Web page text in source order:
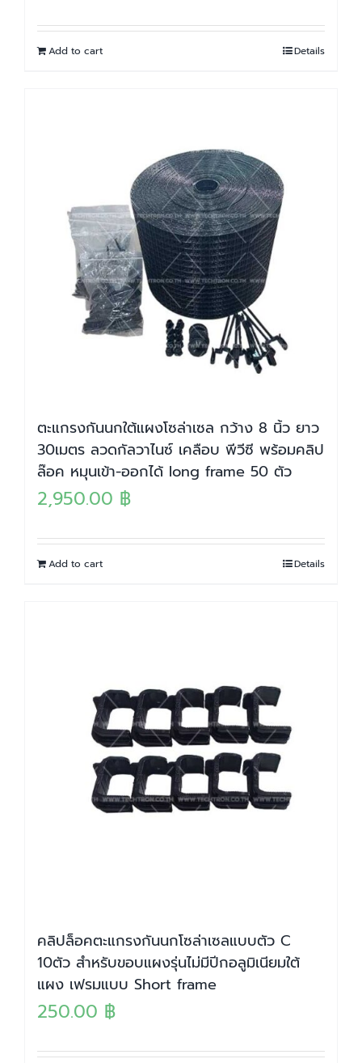
Add to cart Details
ตะแกรงกันนกใต้แผงโซล่าเซล กว้าง 8 นิ้ว ยาว
30เมตร ลวดกัลวาไนซ์ เคลือบ พีวีซี พร้อมคลิป
ล๊อค หมุนเข้า-ออกได้ long frame 50 ตัว
2,950.00 ฿
Add to cart Details
คลิปล็อคตะแกรงกันนกโซล่าเซลแบบตัว C
10ตัว สำหรับขอบแผงรุ่นไม่มีปีกอลูมิเนียมใต้
แผง เฟรมแบบ Short frame
250.00 ฿